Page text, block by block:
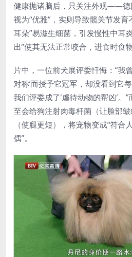
健康抛诸脑后，只关注外观——德
视为“优雅”，实则导致髋关节发育
耳朵”易滋生细菌，引发慢性中耳
出”使其无法正常咬合，进食时食
片中，一位前犬展评委忏悔：“我
对称’而授予它冠军，却没看到
我们评委成了‘虐待动物的帮凶’。
至会给狗注射肉毒杆菌（让脸部
（使腿更短），将宠物变成“符合
偶”。